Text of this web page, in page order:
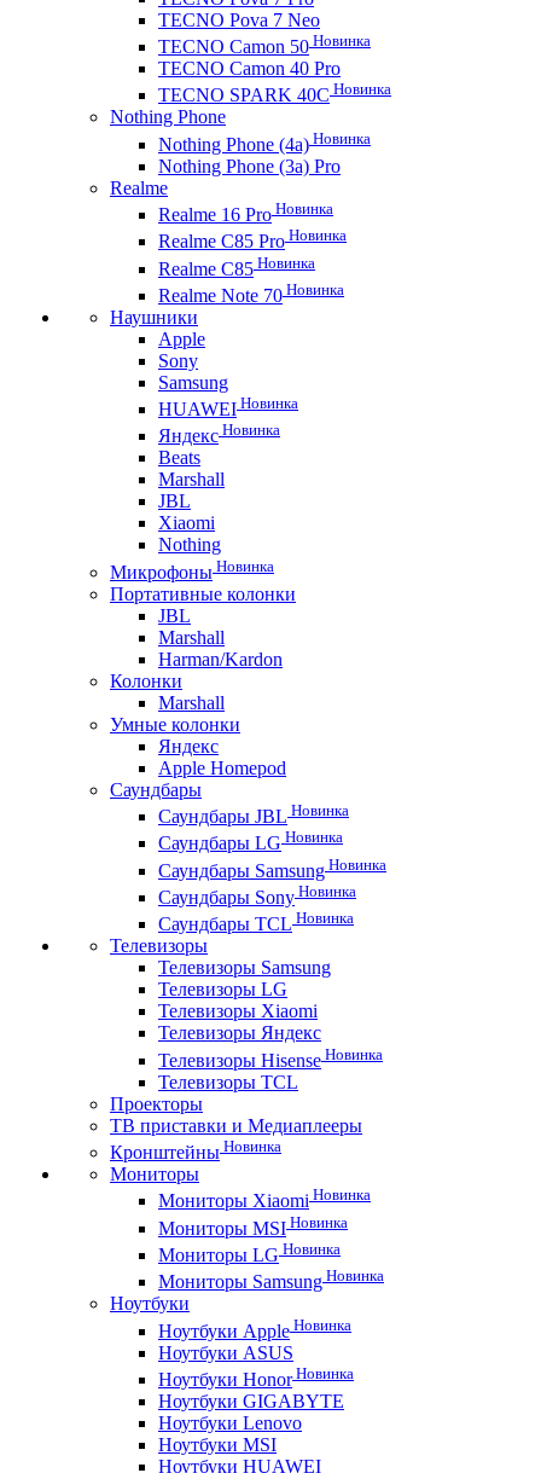
TECNO Pova 7 Neo
TECNO Camon 50 Новинка
TECNO Camon 40 Pro
TECNO SPARK 40C Новинка
Nothing Phone
Nothing Phone (4a) Новинка
Nothing Phone (3a) Pro
Realme
Realme 16 Pro Новинка
Realme C85 Pro Новинка
Realme C85 Новинка
Realme Note 70 Новинка
Наушники
Apple
Sony
Samsung
HUAWEI Новинка
Яндекс Новинка
Beats
Marshall
JBL
Xiaomi
Nothing
Микрофоны Новинка
Портативные колонки
JBL
Marshall
Harman/Kardon
Колонки
Marshall
Умные колонки
Яндекс
Apple Homepod
Саундбары
Саундбары JBL Новинка
Саундбары LG Новинка
Саундбары Samsung Новинка
Саундбары Sony Новинка
Саундбары TCL Новинка
Телевизоры
Телевизоры Samsung
Телевизоры LG
Телевизоры Xiaomi
Телевизоры Яндекс
Телевизоры Hisense Новинка
Телевизоры TCL
Проекторы
ТВ приставки и Медиаплееры
Кронштейны Новинка
Мониторы
Мониторы Xiaomi Новинка
Мониторы MSI Новинка
Мониторы LG Новинка
Мониторы Samsung Новинка
Ноутбуки
Ноутбуки Apple Новинка
Ноутбуки ASUS
Ноутбуки HonorНовинка
Ноутбуки GIGABYTE
Ноутбуки Lenovo
Ноутбуки MSI
Ноутбуки HUAWEI